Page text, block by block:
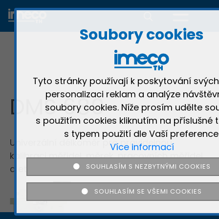
DMS 680
Univerzální délkoměr pro pravidelnou
kalibraci měřidel, měrek, pracovních měřidel
a etalonů, dle směrnic ISO 9000.
Soubory cookies
Tyto stránky používají k poskytování
personalizaci reklam a analýze
soubory cookies. Níže prosím udělte
s použitím cookies kliknutím na příslušné
s typem použití dle Vaší
Více informací
SOUHLASÍM S NEZBYTNÝMI COOKIES
SOUHLASÍM SE VŠEMI COOKIES